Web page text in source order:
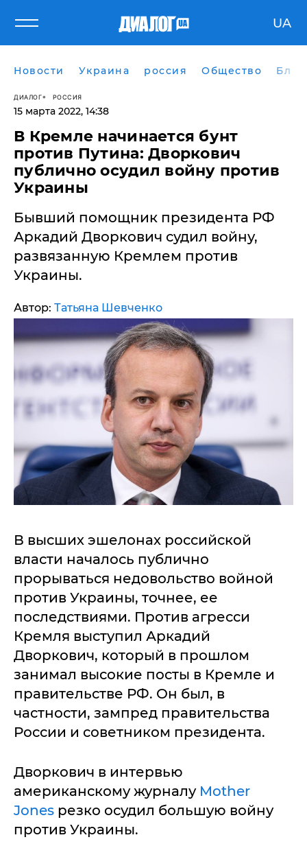
UA
Новости Украина россия Общество
ДИАЛОГ РОССИЯ
15 марта 2022, 14:38
​В Кремле начинается бунт
против Путина: Дворкович
публично осудил войну против
Украины
Бывший помощник президента РФ
Аркадий Дворкович судил войну,
развязанную Кремлем против
Украины.
Автор: Татьяна Шевченко
В высших эшелонах российской
власти началось публично
прорываться недовольство войной
против Украины, точнее, ее
последствиями. Против агресси
Кремля выступил Аркадий
Дворкович, который в прошлом
занимал высокие посты в Кремле и
правительстве РФ. Он был, в
частности, зампред правительства
России и советником президента.
Дворкович в интервью
американскому журналу Mother
Jones резко осудил большую войну
против Украины.